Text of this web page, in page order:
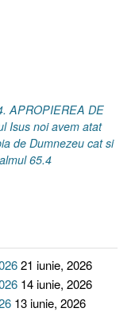
APROPIEREA DE
Isus noi avem atat
de Dumnezeu cat si
65.4
21 iunie, 2026
14 iunie, 2026
13 iunie, 2026